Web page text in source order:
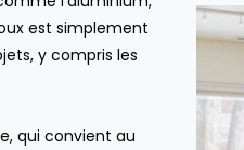
est simplement
y compris les
qui convient au